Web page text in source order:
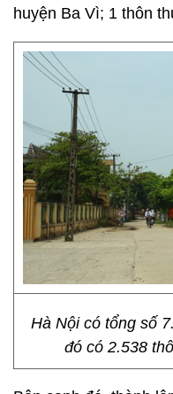
huyện Ba Vì; 1 thôn
Hà Nội có tổng số
đó có 2.538